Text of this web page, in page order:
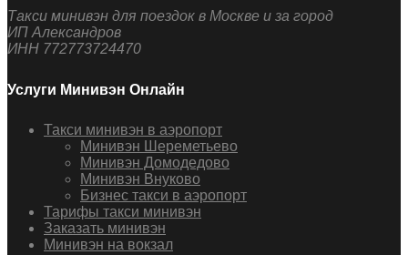
Такси минивэн для поездок в Москве и за город
ИП Александров
ИНН 772773724470
Услуги Минивэн Онлайн
Такси минивэн в аэропорт
Минивэн Шереметьево
Минивэн Домодедово
Минивэн Внуково
Бизнес такси в аэропорт
Тарифы такси минивэн
Заказать минивэн
Минивэн на вокзал